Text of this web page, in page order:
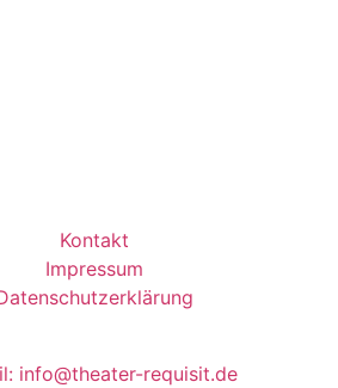
Kontakt
Impressum
info@theater-requisit.de